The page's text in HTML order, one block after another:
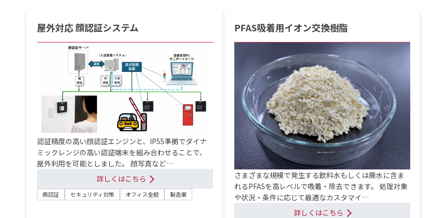
屋外対応 顔認証システム
認証精度の高い顔認証エンジンと、IP55準拠でダイナ
ミックレンジの高い認証端末を組み合わせることで、
屋外利用を可能としました。 顔写真など…
詳しくはこちら
顔認証 セキュリティ対策 オフィス全般 製造業
PFAS吸着用イオン交換樹脂
さまざまな規模で発生する飲料水もしくは廃水に含ま
れるPFASを高レベルで吸着・除去できます。 処理対象
や状況・条件に応じて最適なカスタマイ…
詳しくはこちら